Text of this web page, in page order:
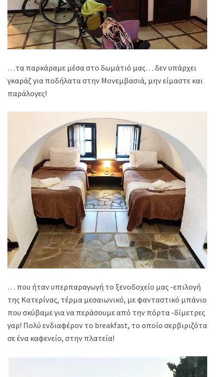
…τα παρκάραμε μέσα στο δωμάτιό μας… δεν υπάρχει
γκαράζ για ποδήλατα στην Μονεμβασιά, μην είμαστε και
παράλογες!
… που ήταν υπερπαραγωγή το ξενοδοχείο μας -επιλογή
της Κατερίνας, τέρμα μεσαιωνικό, με φανταστικό μπάνιο
που σκύβαμε για να περάσουμε από την πόρτα -δίμετρες
γαρ! Πολύ ενδιαφέρον το breakfast, το οποίο σερβιριζόταν
σε ένα καφενείο, στην πλατεία!